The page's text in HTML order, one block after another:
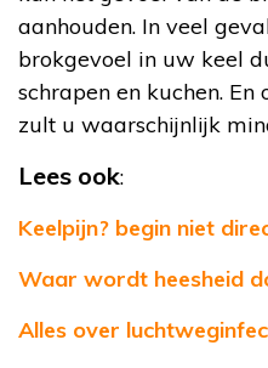
aanhouden. In veel
brokgevoel in uw keel
schrapen en kuchen.
zult u waarschijnlijk
Lees ook:
Keelpijn? begin niet
Waar wordt heesheid
Alles over